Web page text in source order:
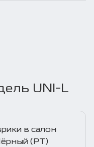
UNI-L
в салон
UNI-L Чёрный (PT)